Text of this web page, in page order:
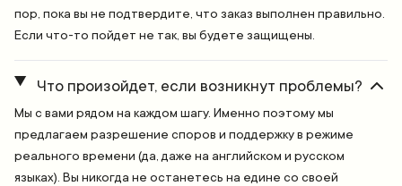
пор, пока вы не подтвердите, что заказ выполнен правильно.
Если что-то пойдет не так, вы будете защищены.
Что произойдет, если возникнут проблемы?
Мы с вами рядом на каждом шагу. Именно поэтому мы
предлагаем разрешение споров и поддержку в режиме
реального времени (да, даже на английском и русском
языках). Вы никогда не останетесь на едине со своей